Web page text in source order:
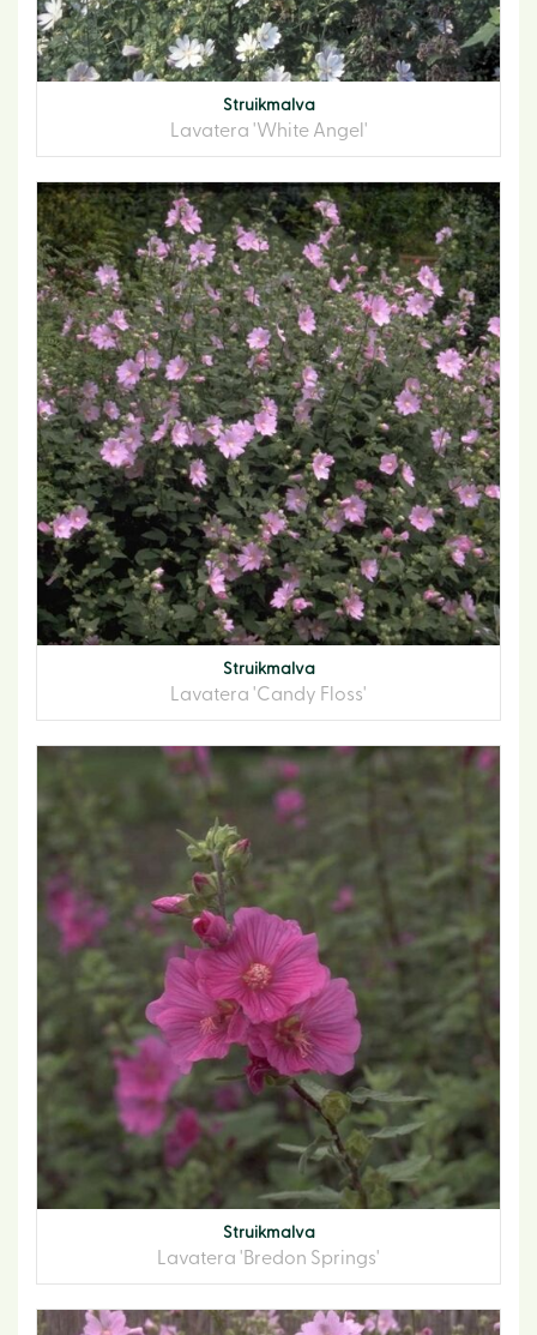
Struikmalva
Lavatera 'White Angel'
Struikmalva
Lavatera 'Candy Floss'
Struikmalva
Lavatera 'Bredon Springs'